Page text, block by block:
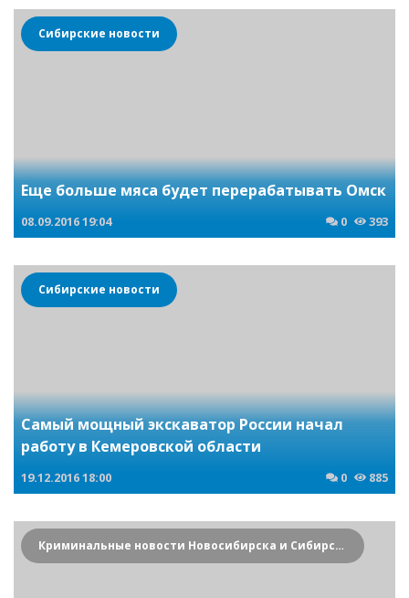
Сибирские новости
Еще больше мяса будет перерабатывать Омск
08.09.201619:04 0 393
Сибирские новости
Самый мощный экскаватор России начал
работу в Кемеровской области
19.12.201618:00 0 885
Криминальные новости Новосибирска и Сибирского региона